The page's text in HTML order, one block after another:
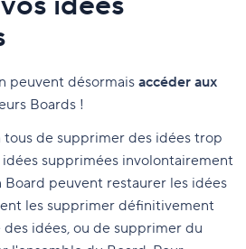
peuvent désormais accéder aux
Boards !
tous de supprimer des idées trop
idées supprimées involontairement
Board peuvent restaurer les idées
les supprimer définitivement
idées, ou de supprimer du